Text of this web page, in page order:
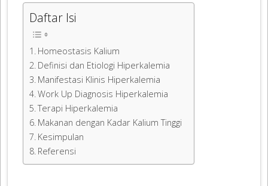
Daftar Isi
Homeostasis Kalium
Definisi dan Etiologi Hiperkalemia
Manifestasi Klinis Hiperkalemia
Work Up Diagnosis Hiperkalemia
Terapi Hiperkalemia
Makanan dengan Kadar Kalium Tinggi
Kesimpulan
Referensi